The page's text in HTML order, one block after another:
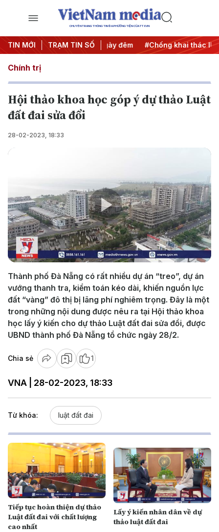
CHUYÊN TRANG THÔNG TIN ĐA PHƯƠNG TIỆN CỦA TTXVN
TIN MỚI TRẠM TIN SỐ
#Chiến dịch 500 ngày đêm #Chống khai thác IUU
Chính trị
Hội thảo khoa học góp ý dự thảo Luật
đất đai sửa đổi
28-02-2023, 18:33
Play
Video
Thành phố Đà Nẵng có rất nhiều dự án “treo”, dự án
vướng thanh tra, kiểm toán kéo dài, khiến nguồn lực
đất “vàng” đô thị bị lãng phí nghiêm trọng. Đây là một
trong những nội dung được nêu ra tại Hội thảo khoa
học lấy ý kiến cho dự thảo Luật đất đai sửa đổi, được
UBND thành phố Đà Nẵng tổ chức ngày 28/2.
Chia sẻ 1
VNA | 28-02-2023, 18:33
Từ khóa: luật đất đai
Tiếp tục hoàn thiện dự thảo
Luật đất đai với chất lượng
cao nhất
Lấy ý kiến nhân dân về dự
thảo luật đất đai